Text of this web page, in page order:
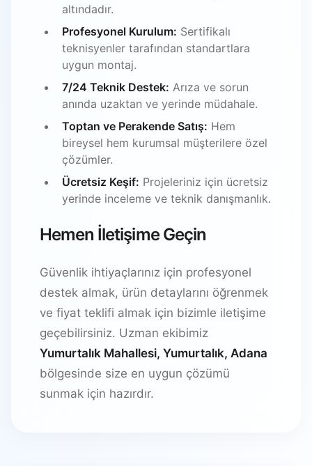
altındadır.
Profesyonel Kurulum: Sertifikalı
teknisyenler tarafından standartlara
uygun montaj.
7/24 Teknik Destek: Arıza ve sorun
anında uzaktan ve yerinde müdahale.
Toptan ve Perakende Satış: Hem
bireysel hem kurumsal müşterilere özel
çözümler.
Ücretsiz Keşif: Projeleriniz için ücretsiz
yerinde inceleme ve teknik danışmanlık.
Hemen İletişime Geçin
Güvenlik ihtiyaçlarınız için profesyonel
destek almak, ürün detaylarını öğrenmek
ve fiyat teklifi almak için bizimle iletişime
geçebilirsiniz. Uzman ekibimiz
Yumurtalık Mahallesi, Yumurtalık, Adana
bölgesinde size en uygun çözümü
sunmak için hazırdır.